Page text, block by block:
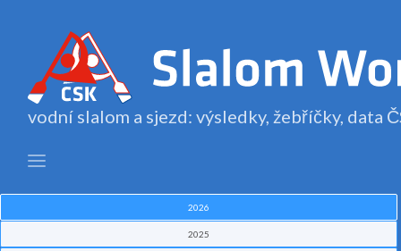
vodní slalom a sjezd: výsledky, žebříčky, data
2026
2025